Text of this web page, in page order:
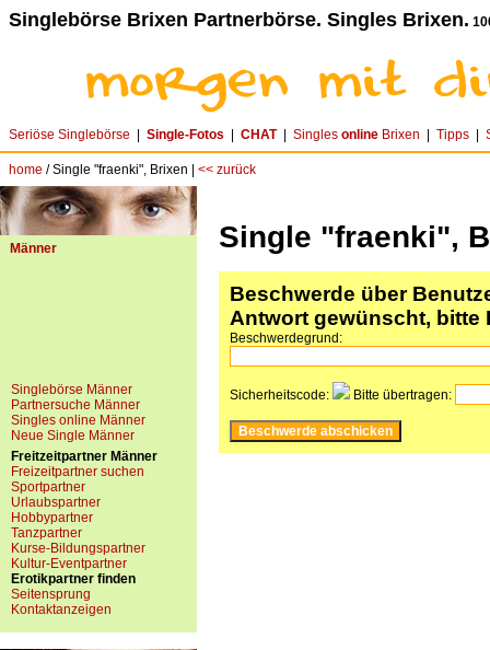
Singlebörse Brixen Partnerbörse. Singles Brixen.
Seriöse Singlebörse Single-Fotos CHAT| Singles online Brixen Tipps
home / Single "fraenki", Brixen | << zurück
Männer
Singlebörse Männer
Partnersuche Männer
Singles online Männer
Neue Single Männer
Freitzeitpartner Männer
Freizeitpartner suchen
Sportpartner
Urlaubspartner
Hobbypartner
Tanzpartner
Kurse-Bildungspartner
Kultur-Eventpartner
Erotikpartner finden
Seitensprung
Kontaktanzeigen
Single "fraenki",
Beschwerde über
Antwort gewünscht, bitte
Beschwerdegrund:
Sicherheitscode: Bitte übertragen: